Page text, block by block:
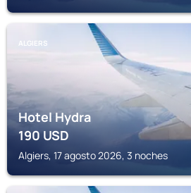
ALGIERS
Hotel Hydra
190USD
Algiers, 17 agosto 2026, 3 noches